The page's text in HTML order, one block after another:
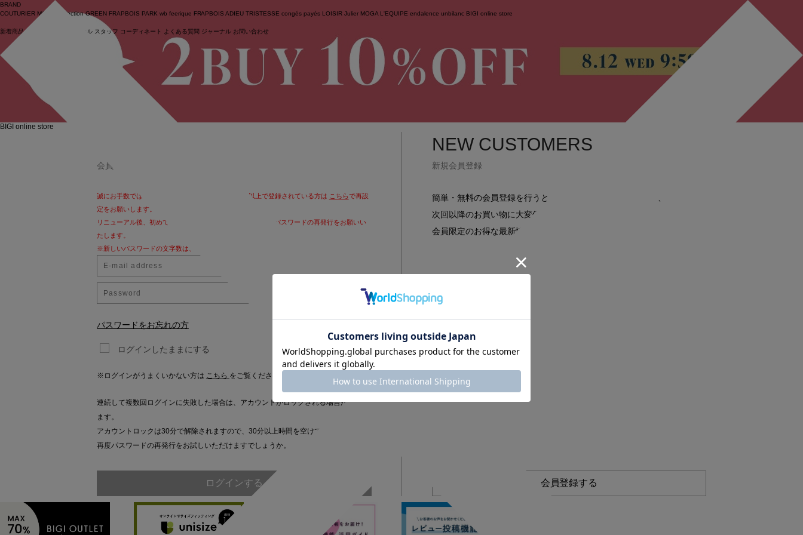
ログイン
BRAND
COUTURIER MOGA Collection GREEN FRAPBOIS PARK wb feerique FRAPBOIS ADIEU TRISTESSE congés payés LOISIR Julier MOGA L'EQUIPE endalence unbilanc BIGI online store
新着商品 (ライブ) セール スタッフ コーディネート よくある質問 ジャーナル お問い合わせ
BIGI online store
会員の方
誠にお手数ではございますが、パスワードを13文字以上で登録されている方は こちらで再設
定をお願いします。
リニューアル後、初めてログインされるお客様も
よりパスワードの再発行をお願いい
たします。
※新しいパスワードの文字数は、8～12文字となります。
パスワードをお忘れの方
ログインしたままにする
※ログインがうまくいかない方は こちら をご覧ください
連続して複数回ログインに失敗した場合は、アカウントがロックされる場合がござい
ます。
アカウントロックは30分で解除されますので、30分以上時間を空けてから
再度パスワードの再発行をお試しいただけますでしょうか。
ログインする
NEW CUSTOMERS
新規会員登録
簡単・無料の会員登録を行うと、住所の入力が保存される等、
次回以降のお買い物に大変便利です。
会員限定のお得な最新情報もございます。
会員登録する